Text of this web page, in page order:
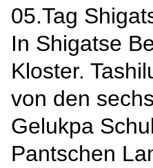
05.Tag
In Shigatse
Kloster.
von den
Gelukpa
Pantschen